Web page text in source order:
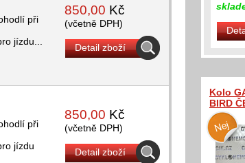
při
jízdu...
850,00 Kč
(včetně DPH)
Detail zboží
při
jízdu
850,00 Kč
(včetně DPH)
Detail zboží
Kolo
BIRD